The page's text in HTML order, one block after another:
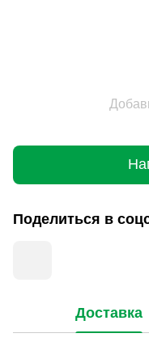
Поделиться в
Доставка